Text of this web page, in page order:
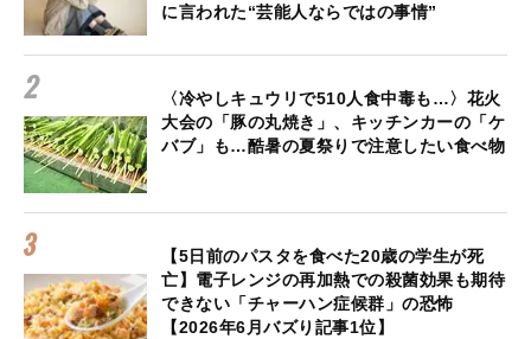
に言われた“芸能人ならではの事情”
〈冷やしキュウリで510人食中毒も…〉花火
大会の「豚の丸焼き」、キッチンカーの「ケ
バブ」も…酷暑の夏祭りで注意したい食べ物
【5日前のパスタを食べた20歳の学生が死
亡】電子レンジの再加熱での殺菌効果も期待
できない「チャーハン症候群」の恐怖
【2026年6月バズり記事1位】